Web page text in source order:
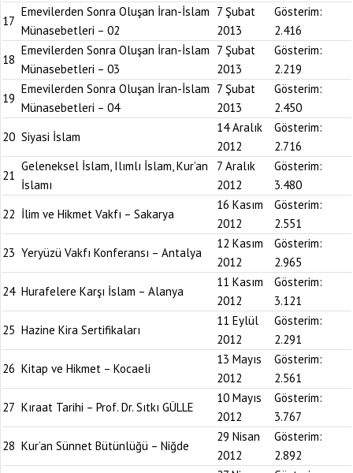
17
Emevilerden Sonra Oluşan İran-İslam
Münasebetleri – 02
7 Şubat
2013
Gösterim:
2.416
18
Emevilerden Sonra Oluşan İran-İslam
Münasebetleri – 03
7 Şubat
2013
Gösterim:
2.219
19
Emevilerden Sonra Oluşan İran-İslam
Münasebetleri – 04
7 Şubat
2013
Gösterim:
2.450
20 Siyasi İslam
14 Aralık
2012
Gösterim:
2.716
21
Geleneksel İslam, Ilımlı İslam, Kur’an
İslamı
7 Aralık
2012
Gösterim:
3.480
22 İlim ve Hikmet Vakfı – Sakarya
16 Kasım
2012
Gösterim:
2.551
23 Yeryüzü Vakfı Konferansı – Antalya
12 Kasım
2012
Gösterim:
2.965
24 Hurafelere Karşı İslam – Alanya
11 Kasım
2012
Gösterim:
3.121
25 Hazine Kira Sertifikaları
11 Eylül
2012
Gösterim:
2.291
26 Kitap ve Hikmet – Kocaeli
13 Mayıs
2012
Gösterim:
2.561
27 Kıraat Tarihi – Prof. Dr. Sıtkı GÜLLE
10 Mayıs
2012
Gösterim:
3.767
28 Kur’an Sünnet Bütünlüğü – Niğde
29 Nisan
2012
Gösterim:
2.892